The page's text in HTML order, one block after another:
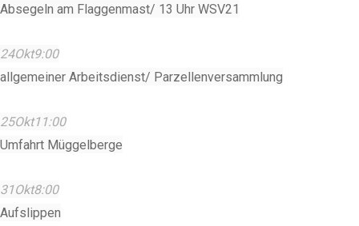
Absegeln am Flaggenmast/ 13 Uhr WSV21
24Okt9:00
allgemeiner Arbeitsdienst/ Parzellenversammlung
25Okt11:00
Umfahrt Müggelberge
31Okt8:00
Aufslippen